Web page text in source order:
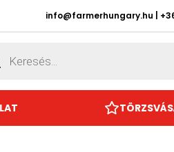
info@farmerhungary.hu